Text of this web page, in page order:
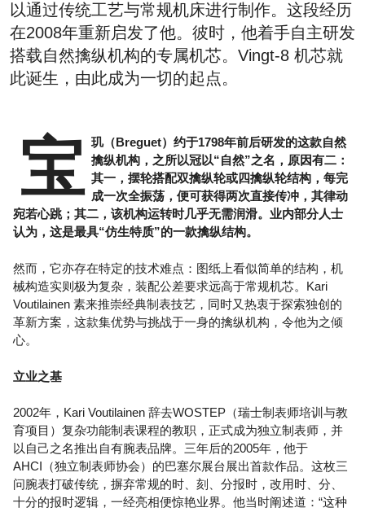
以通过传统工艺与常规机床进行制作。这段经历
在2008年重新启发了他。彼时，他着手自主研发
搭载自然擒纵机构的专属机芯。Vingt-8 机芯就
此诞生，由此成为一切的起点。
宝 玑（Breguet）约于1798年前后研发的这款自然
擒纵机构，之所以冠以“自然”之名，原因有二：
其一，摆轮搭配双擒纵轮或四擒纵轮结构，每完
成一次全振荡，便可获得两次直接传冲，其律动
宛若心跳；其二，该机构运转时几乎无需润滑。业内部分人士
认为，这是最具“仿生特质”的一款擒纵结构。
然而，它亦存在特定的技术难点：图纸上看似简单的结构，机
械构造实则极为复杂，装配公差要求远高于常规机芯。Kari
Voutilainen 素来推崇经典制表技艺，同时又热衷于探索独创的
革新方案，这款集优势与挑战于一身的擒纵机构，令他为之倾
心。
立业之基
2002年，Kari Voutilainen 辞去WOSTEP（瑞士制表师培训与教
育项目）复杂功能制表课程的教职，正式成为独立制表师，并
以自己之名推出自有腕表品牌。三年后的2005年，他于
AHCI（独立制表师协会）的巴塞尔展台展出首款作品。这枚三
问腕表打破传统，摒弃常规的时、刻、分报时，改用时、分、
十分的报时逻辑，一经亮相便惊艳业界。他当时阐述道：“这种